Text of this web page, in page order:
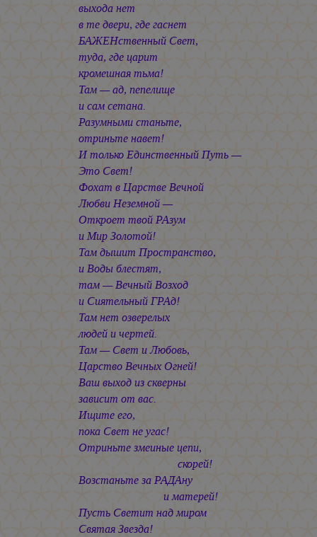
выхода нет
в те двери, где гаснет
БАЖЕНственный Свет,
туда, где царит
кромешная тьма!
Там — ад, пепелище
и сам сетана.
Разумными станьте,
отриньте навет!
И только Единственный Путь —
Это Свет!
Фохат в Царстве Вечной
Любви Неземной —
Откроет твой РАзум
и Мир Золотой!
Там дышит Пространство,
и Воды блестят,
там — Вечный Возход
и Сиятельный ГРАд!
Там нет озверелых
людей и чертей.
Там — Свет и Любовь,
Царство Вечных Огней!
Ваш выход из скверны
зависит от вас.
Ищите его,
пока Свет не угас!
Отриньте змеиные цепи,
скорей!
Возстаньте за РАДАну
и матерей!
Пусть Светит над миром
Святая Звезда!